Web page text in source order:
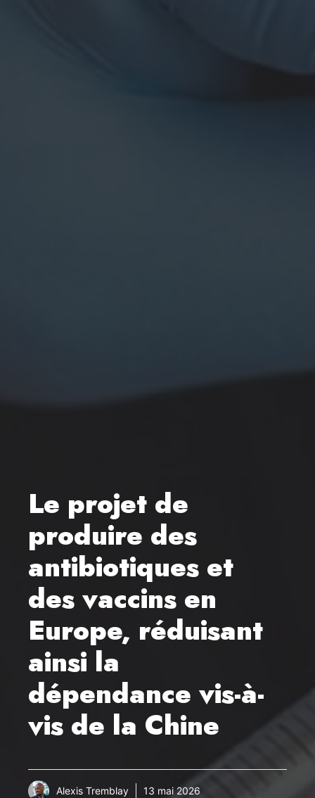
Le projet de
produire des
antibiotiques et
des vaccins en
Europe, réduisant
ainsi la
dépendance vis-à-
vis de la Chine
Alexis Tremblay 13 mai 2026